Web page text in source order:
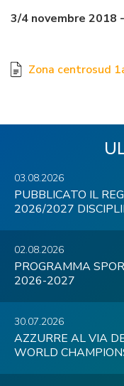
3/4 novembre 2018
Zona centrosud
03.08.2026
PUBBLICATO IL
2026/2027
02.08.2026
PROGRAMMA
2026-2027
30.07.2026
AZZURRE AL VIA
WORLD